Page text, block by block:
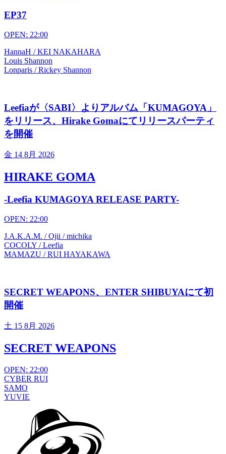
EP37
OPEN: 22:00
HannaH / KEI NAKAHARA
Louis Shannon
Lonparis / Rickey Shannon
Leefiaが〈SABI〉よりアルバム「KUMAGOYA」
をリリース、Hirake Gomaにてリリースパーティ
を開催
金 14 8月 2026
HIRAKE GOMA
-Leefia KUMAGOYA RELEASE PARTY-
OPEN: 22:00
J.A.K.A.M. / Ojii / michika
COCOLY / Leefia
MAMAZU / RUI HAYAKAWA
SECRET WEAPONS、ENTER SHIBUYAにて初
開催
土 15 8月 2026
SECRET WEAPONS
OPEN: 22:00
CYBER RUI
SAMO
YUVIE